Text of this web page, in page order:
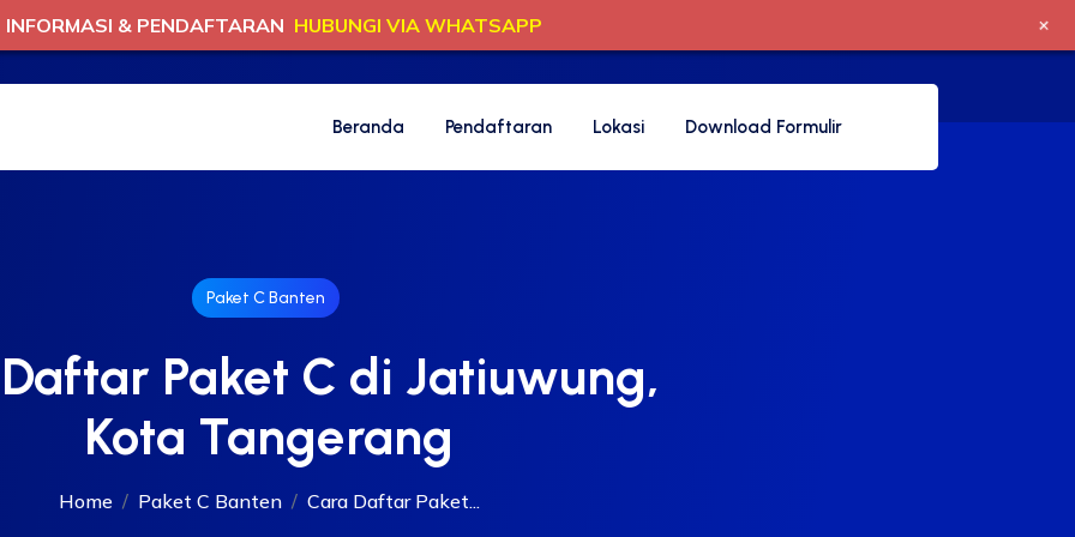
Beranda Pendaftaran Lokasi Download Formulir
Paket C Banten
Paket C di Jatiuwung,
Kota Tangerang
Home Paket C Banten Cara Daftar Paket...
INFORMASI & PENDAFTARAN HUBUNGI VIA WHATSAPP +